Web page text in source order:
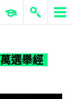
ERP 與商業 AI
選舉經